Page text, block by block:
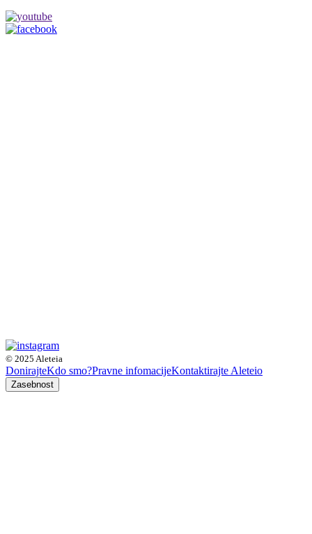
© 2025 Aleteia
DonirajteKdo smo?Pravne infomacijeKontaktirajte Aleteio
Zasebnost